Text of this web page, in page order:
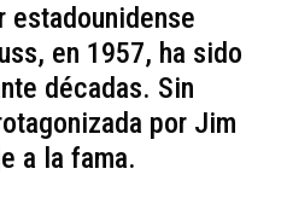
estadounidense
en 1957, ha sido
décadas. Sin
por Jim
a la fama.